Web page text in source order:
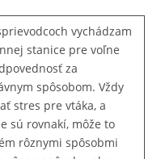
vychádzam
stanice pre voľne
za
spôsobom. Vždy
stres pre vtáka, a
sú rovnakí, môže to
rôznymi spôsobmi